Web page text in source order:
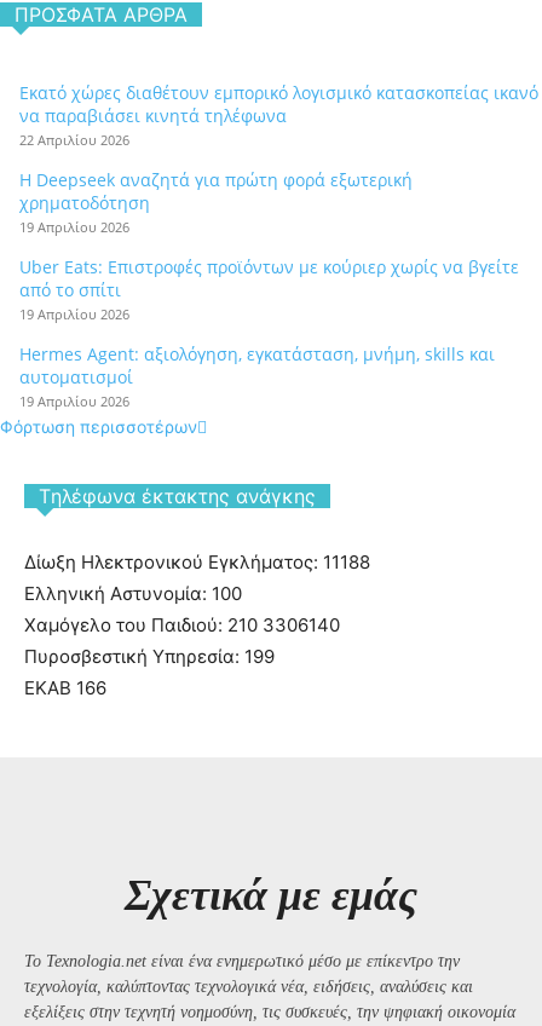
ΠΡΌΣΦΑΤΑ ΆΡΘΡΑ
Εκατό χώρες διαθέτουν εμπορικό λογισμικό κατασκοπείας ικανό
να παραβιάσει κινητά τηλέφωνα
22 Απριλίου 2026
Η Deepseek αναζητά για πρώτη φορά εξωτερική
χρηματοδότηση
19 Απριλίου 2026
Uber Eats: Επιστροφές προϊόντων με κούριερ χωρίς να βγείτε
από το σπίτι
19 Απριλίου 2026
Hermes Agent: αξιολόγηση, εγκατάσταση, μνήμη, skills και
αυτοματισμοί
19 Απριλίου 2026
Φόρτωση περισσοτέρων
Tηλέφωνα έκτακτης ανάγκης
Δίωξη Ηλεκτρονικού Εγκλήματος: 11188
Ελληνική Αστυνομία: 100
Χαμόγελο του Παιδιού: 210 3306140
Πυροσβεστική Υπηρεσία: 199
ΕΚΑΒ 166
Σχετικά με εμάς
Το Texnologia.net είναι ένα ενημερωτικό μέσο με επίκεντρο την
τεχνολογία, καλύπτοντας τεχνολογικά νέα, ειδήσεις, αναλύσεις και
εξελίξεις στην τεχνητή νοημοσύνη, τις συσκευές, την ψηφιακή οικονομία